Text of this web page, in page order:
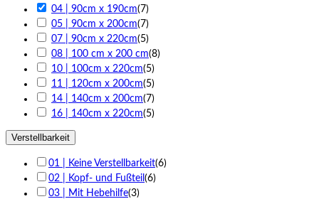
04 | 90cm x 190cm( 7)
05 | 90cm x 200cm( 7)
07 | 90cm x 220cm(5)
08 | 100 cm x 200 cm(8)
10 | 100cm x 220cm(5)
11 | 120cm x 200cm(5)
14 | 140cm x 200cm( 7)
16 | 140cm x 220cm(5)
Verstellbarkeit
01 | Keine Verstellbarkeit(6)
02 | Kopf- und Fußteil (6)
03 | Mit Hebehilfe(3)